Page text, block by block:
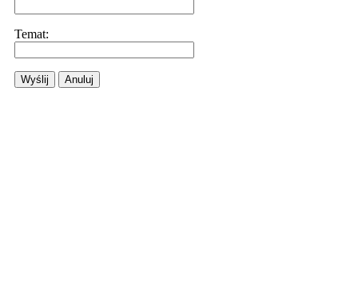
Temat:
Wyślij Anuluj